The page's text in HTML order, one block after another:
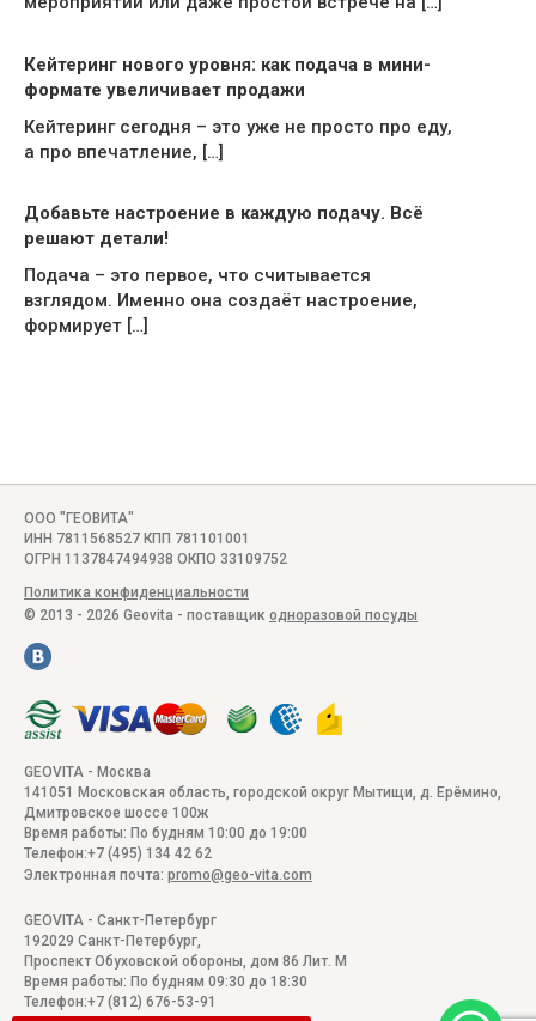
Кейтеринг нового уровня: как подача в мини-
формате увеличивает продажи
Кейтеринг сегодня – это уже не просто про еду,
а про впечатление, […]
Добавьте настроение в каждую подачу. Всё
решают детали!
Подача – это первое, что считывается
взглядом. Именно она создаёт настроение,
формирует […]
ООО "ГЕОВИТА"
ИНН 7811568527 КПП 781101001
ОГРН 1137847494938 ОКПО 33109752
Политика конфиденциальности
© 2013 - 2026 Geovita - поставщик одноразовой посуды
GEOVITA - Москва
141051
Московская область, городской округ Мытищи, д. Ерёмино,
Дмитровское шоссе 100ж
Время работы: По будням 10:00 до 19:00
Телефон:+7 (495) 134 42 62
Электронная почта: promo@geo-vita.com
GEOVITA - Санкт-Петербург
192029 Санкт-Петербург,
Проспект Обуховской обороны, дом 86 Лит. М
Время работы: По будням 09:30 до 18:30
Телефон:+7 (812) 676-53-91